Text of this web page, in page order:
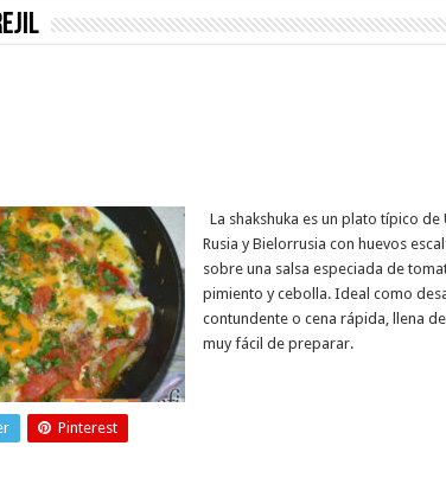
La shakshuka es un plato típico de
Rusia y Bielorrusia con huevos
sobre una salsa especiada de
pimiento y cebolla. Ideal como
contundente o cena rápida, llena
muy fácil de preparar.
Pinterest